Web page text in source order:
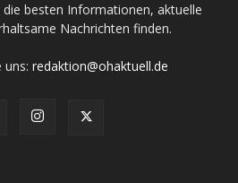
die besten Informationen, aktuelle
Nachrichten finden.
uns: redaktion@ohaktuell.de